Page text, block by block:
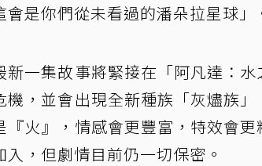
會是你們從未看過的潘朵拉星球」
新一集故事將緊接在「阿凡達：
機，並會出現全新種族「灰燼族
『火』，情感會更豐富，特效會更
，但劇情目前仍一切保密。